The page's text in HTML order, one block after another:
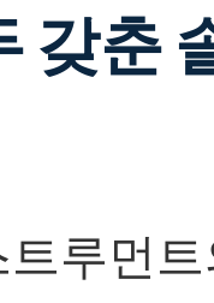
갖춘
루먼